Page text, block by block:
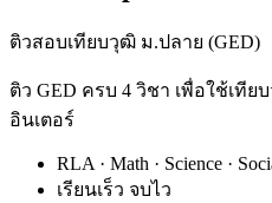
ติวสอบเทียบวุฒิ ม.ปลาย (GED)
ติว GED ครบ 4 วิชา เพื่อใช้เที
อินเตอร์
RLA · Math · Science ·
เรียนเร็ว จบไว